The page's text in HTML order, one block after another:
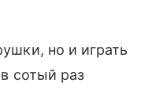
но и играть
сотый раз